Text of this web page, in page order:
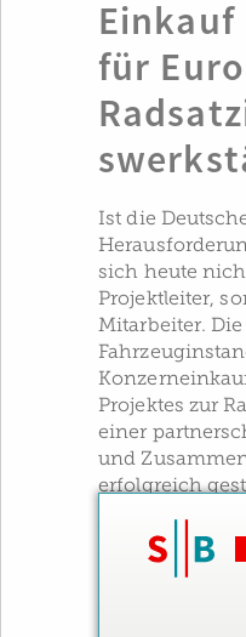
für
Ist die
sich heute
Projektleiter,
Mitarbeiter. Die
Projektes zur
einer
und
erfolgreich